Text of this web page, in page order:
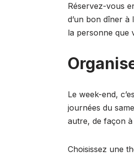
Réservez-vous
d’un bon dîner
la personne que
Le week-end,
journées du
autre, de façon
Choisissez une